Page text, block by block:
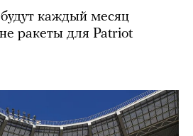
каждый месяц
ракеты для Patriot